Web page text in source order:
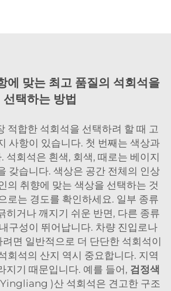
에 맞는 최고 품질의 석회석을
선택하는 방법
적합한 석회석을 선택하려 할 때 고
사항이 있습니다. 첫 번째는 색상과
석회석은 흰색, 회색, 때로는 베이지
갖습니다. 색상은 공간 전체의 인상
의 취향에 맞는 색상을 선택하는 것
로는 경도를 확인하세요. 일부 종류
히거나 깨지기 쉬운 반면, 다른 종류
구성이 뛰어납니다. 차량 진입로나
면 일반적으로 더 단단한 석회석이
회석의 산지 역시 중요합니다. 지역
지기 때문입니다. 예를 들어, 검정색
)산 석회석은 견고한 구조